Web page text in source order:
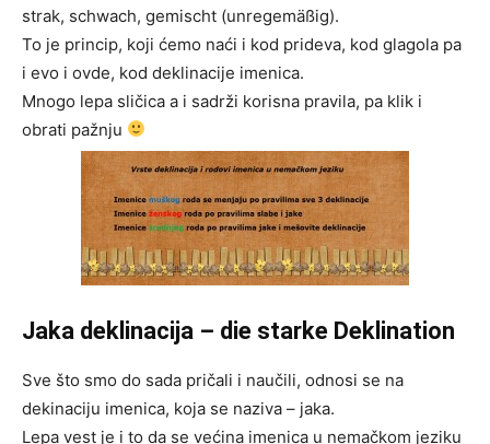
strak, schwach, gemischt (unregemäßig).
To je princip, koji ćemo naći i kod prideva, kod glagola pa
i evo i ovde, kod deklinacije imenica.
Mnogo lepa sličica a i sadrži korisna pravila, pa klik i
obrati pažnju
Jaka deklinacija – die starke Deklination
Sve što smo do sada pričali i naučili, odnosi se na
dekinaciju imenica, koja se naziva – jaka.
Lepa vest je i to da se većina imenica u nemačkom jeziku